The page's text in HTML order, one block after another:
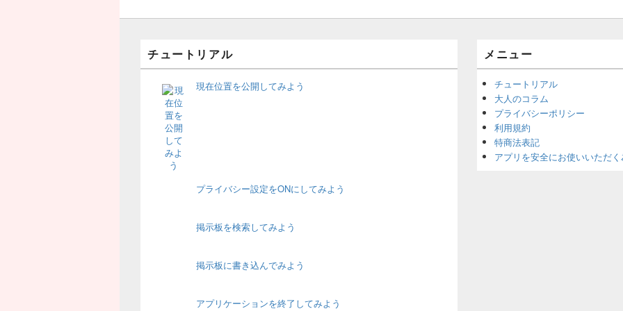
チュートリアル
現在位置を公開してみよう
プライバシー設定をONにしてみよう
掲示板を検索してみよう
掲示板に書き込んでみよう
アプリケーションを終了してみよう
メニュー
チュートリアル
大人のコラム
プライバシーポリシー
利用規約
特商法表記
アプリを安全にお使いいただ